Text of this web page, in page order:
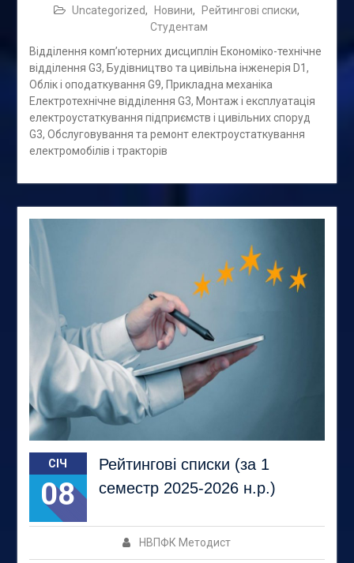
Uncategorized, Новини, Рейтингові списки,
Студентам
Відділення комп’ютерних дисциплін Економіко-технічне
відділення G3, Будівництво та цивільна інженерія D1,
Облік і оподаткування G9, Прикладна механіка
Електротехнічне відділення G3, Монтаж і експлуатація
електроустаткування підприємств і цивільних споруд
G3, Обслуговування та ремонт електроустаткування
електромобілів і тракторів
СІЧ
08
Рейтингові списки (за 1
семестр 2025-2026 н.р.)
НВПФК Методист